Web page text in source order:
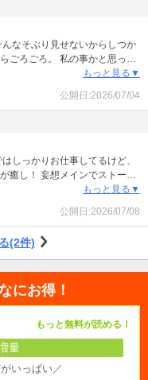
なそぶり見せないからしつか
の事かと思っ
もっと見る▼
公開日:2026/07/04
しっかりお仕事してるけど、
癒し！ 妄想メインでストーリ
いし、主人公のツッコミがめ
もっと見る▼
公開日:2026/07/08
(2件)
にお得！
もっと無料が読める！
量
いっぱい／